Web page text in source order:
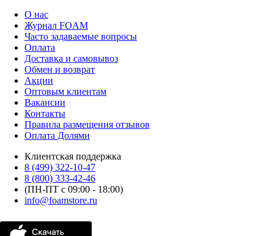
О нас
Журнал FOAM
Часто задаваемые вопросы
Оплата
Доставка и самовывоз
Обмен и возврат
Акции
Оптовым клиентам
Вакансии
Контакты
Правила размещения отзывов
Оплата Долями
Клиентская поддержка
8 (499) 322-10-47
8 (800) 333-42-46
(ПН-ПТ с 09:00 - 18:00)
info@foamstore.ru